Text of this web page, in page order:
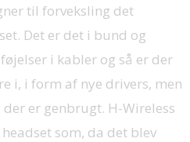
til forveksling det
Det er det i bund og
i kabler og så er der
i, i form af nye drivers, men
er genbrugt. H-Wireless
som, da det blev